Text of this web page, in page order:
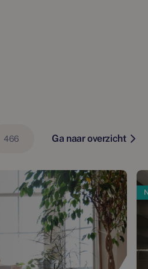
466 Ga naar overzicht